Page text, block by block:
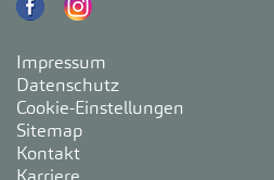
Impressum
Datenschutz
Cookie-Einstellungen
Sitemap
Kontakt